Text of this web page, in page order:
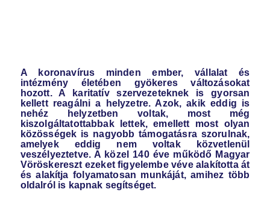
A koronavírus minden ember, vállalat és
intézmény életében gyökeres változásokat
hozott. A karitatív szervezeteknek is gyorsan
kellett reagálni a helyzetre. Azok, akik eddig is
nehéz helyzetben voltak, most még
kiszolgáltatottabbak lettek, emellett most olyan
közösségek is nagyobb támogatásra szorulnak,
amelyek eddig nem voltak közvetlenül
veszélyeztetve. A közel 140 éve működő Magyar
Vöröskereszt ezeket figyelembe véve alakította át
és alakítja folyamatosan munkáját, amihez több
oldalról is kapnak segítséget.